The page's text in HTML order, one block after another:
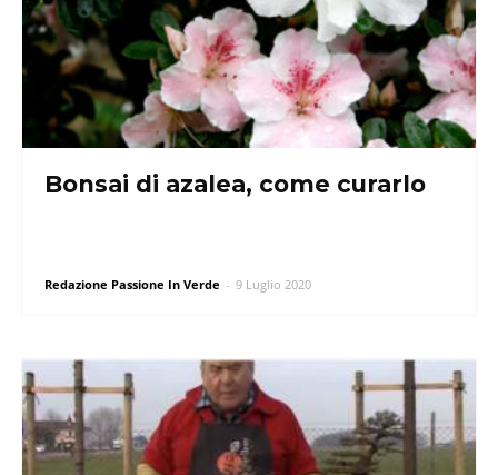
Bonsai di azalea, come curarlo
Redazione Passione In Verde - 9 Luglio 2020